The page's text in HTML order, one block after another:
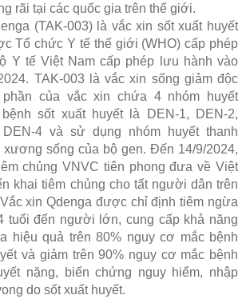
rãi tại các quốc gia trên thế giới.
(TAK-003) là vắc xin sốt xuất huyết
Tổ chức Y tế thế giới (WHO) cấp phép
Y tế Việt Nam cấp phép lưu hành vào
TAK-003 là vắc xin sống giảm độc
phần của vắc xin chứa 4 nhóm huyết
sốt xuất huyết là DEN-1, DEN-2,
4 và sử dụng nhóm huyết thanh
xương sống của bộ gen. Đến 14/9/2024,
chủng VNVC tiên phong đưa về Việt
khai tiêm chủng cho tất người dân trên
xin Qdenga được chỉ định tiêm ngừa
tuổi đến người lớn, cung cấp khả năng
hiệu quả trên 80% nguy cơ mắc bệnh
và giảm trên 90% nguy cơ mắc bệnh
nặng, biến chứng nguy hiểm, nhập
do sốt xuất huyết.